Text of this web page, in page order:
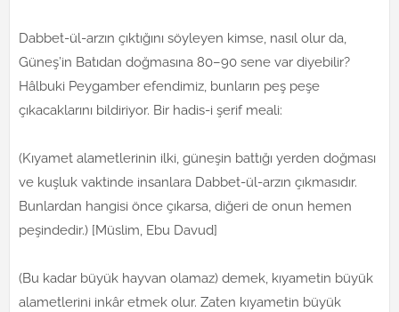
Dabbet-ül-arzın çıktığını söyleyen kimse, nasıl olur da,
Güneş’in Batıdan doğmasına 80–90 sene var diyebilir?
Hâlbuki Peygamber efendimiz, bunların peş peşe
çıkacaklarını bildiriyor. Bir hadis-i şerif meali:
(Kıyamet alametlerinin ilki, güneşin battığı yerden doğması
ve kuşluk vaktinde insanlara Dabbet-ül-arzın çıkmasıdır.
Bunlardan hangisi önce çıkarsa, diğeri de onun hemen
peşindedir.) [Müslim, Ebu Davud]
(Bu kadar büyük hayvan olamaz) demek, kıyametin büyük
alametlerini inkâr etmek olur. Zaten kıyametin büyük